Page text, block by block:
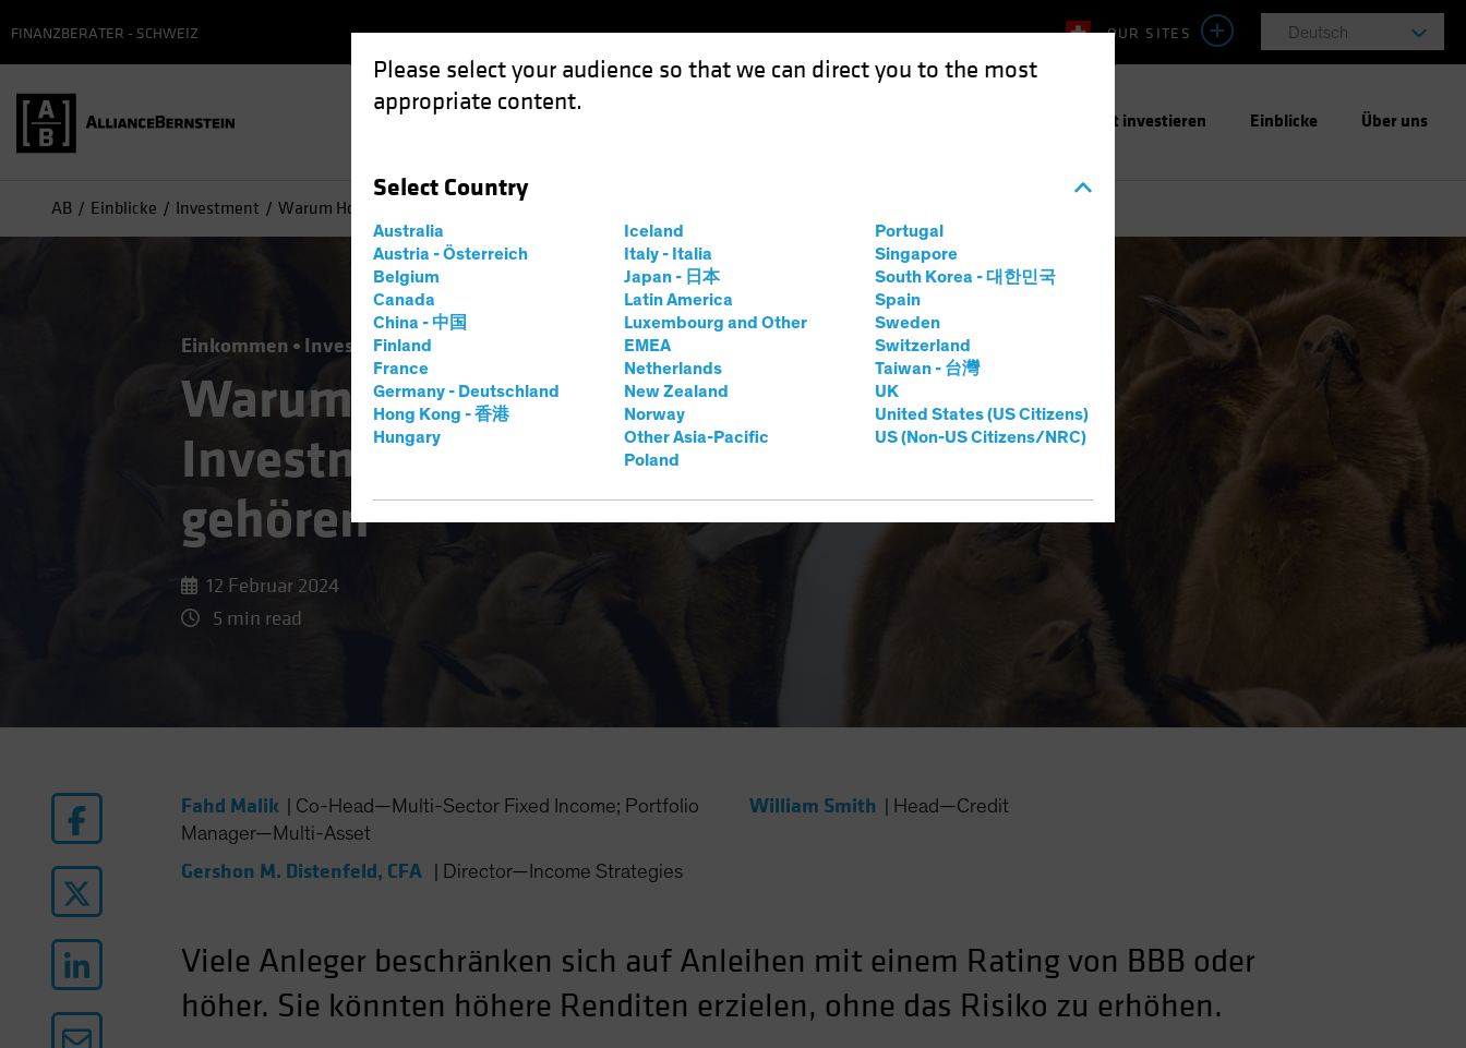
Please select your audience so that we can direct you to the most
appropriate content.
Select Country
Australia
Austria - Österreich
Belgium
Canada
China - 中国
Finland
France
Germany - Deutschland
Hong Kong - 香港
Hungary
Iceland
Italy - Italia
Japan - 日本
Latin America
Luxembourg and Other
EMEA
Netherlands
New Zealand
Norway
Other Asia-Pacific
Poland
Portugal
Singapore
South Korea - 대한민국
Spain
Sweden
Switzerland
Taiwan - 台灣
UK
United States (US Citizens)
US (Non-US Citizens/NRC)
Deutsch
OUR SITES
FINANZBERATER - SCHWEIZ
Verantwortungsbewusst investieren Einblicke Über uns
AB Einblicke Investment Warum Hochzinsanleihen in Ihr Investment-Grade-Portfolio gehören
Einkommen Investieren im Spätzyklus Vermögensaufteilung Anleihen Blog
Warum Hochzinsanleihen in Ihr
Investment-Grade-Portfolio
gehören
12 Februar 2024
5 min read
Fahd Malik
Co-Head—Multi-Sector Fixed Income; Portfolio
Manager—Multi-Asset
William Smith Head—Credit
Gershon M. Distenfeld, CFA Director—Income Strategies
Viele Anleger beschränken sich auf Anleihen mit einem Rating von BBB oder
höher. Sie könnten höhere Renditen erzielen, ohne das Risiko zu erhöhen.